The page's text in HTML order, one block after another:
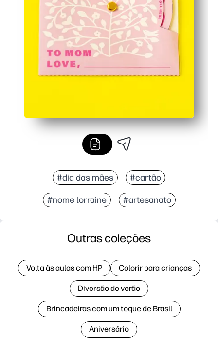
#dia das mães #cartão
#nome lorraine #artesanato
Outras coleções
Volta às aulas com HP Colorir para crianças
Diversão de verão
Brincadeiras com um toque de Brasil
Aniversário